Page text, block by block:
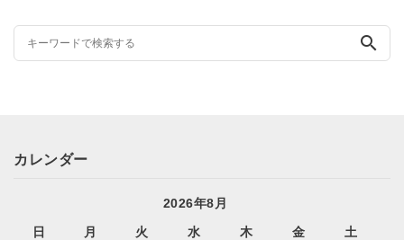
search
カレンダー
2026年8月
日
月 火 水 木 金
土